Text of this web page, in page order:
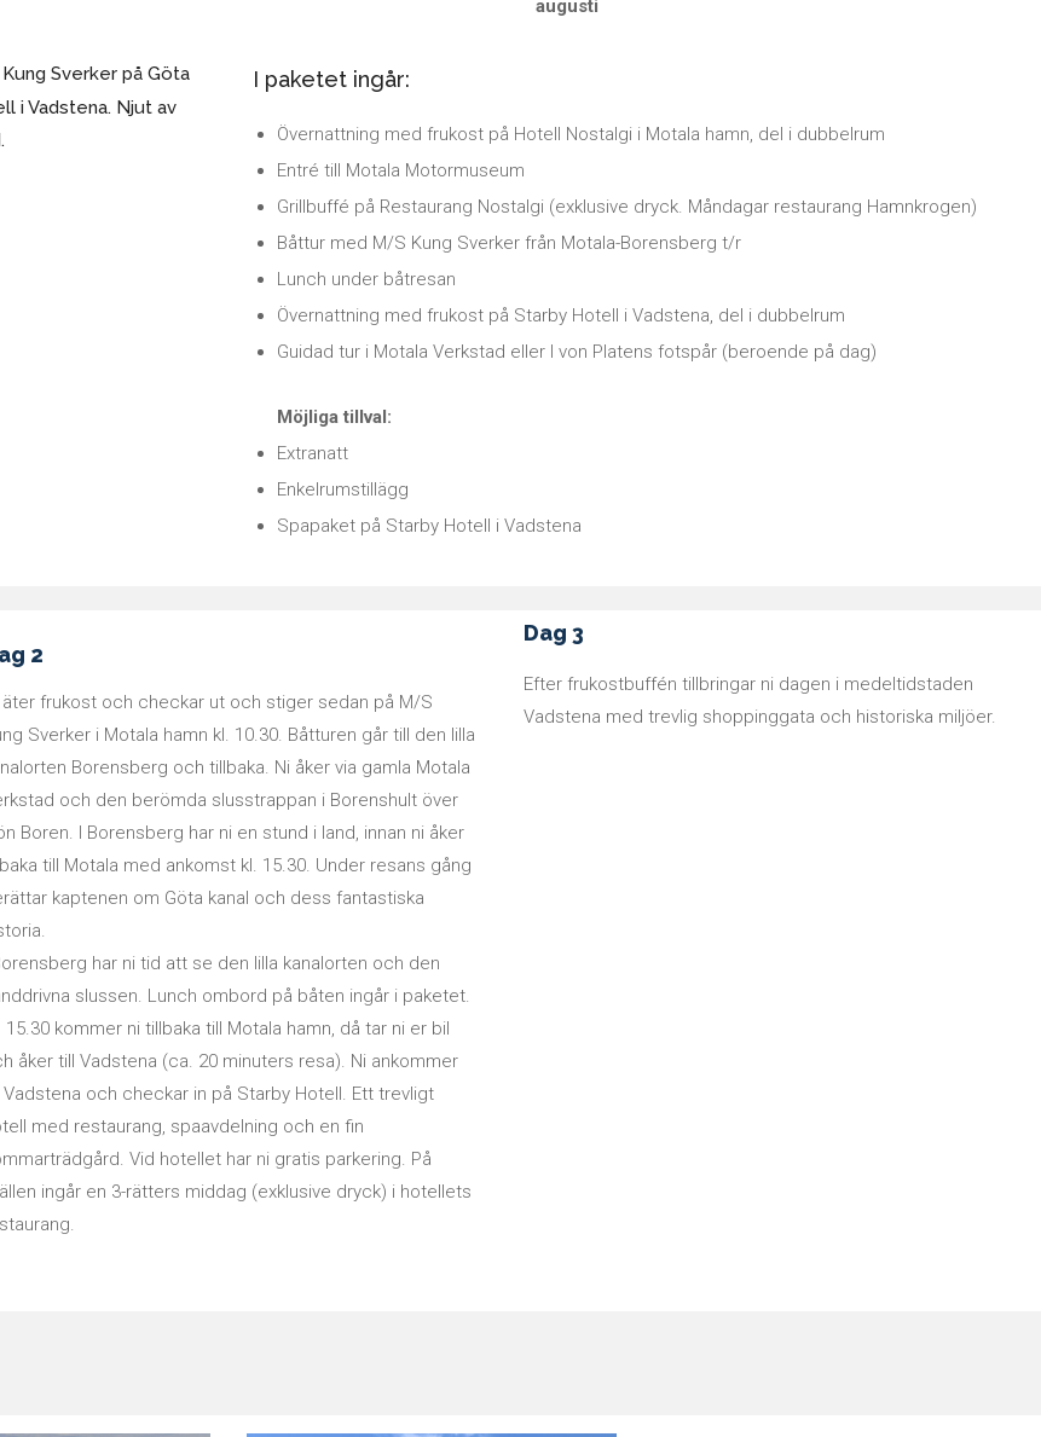
Sverker på Göta
i Vadstena. Njut av
augusti
I paketet ingår:
Övernattning med frukost på Hotell Nostalgi i Motala hamn, del i dubbelrum
Entré till Motala Motormuseum
Grillbuffé på Restaurang Nostalgi (exklusive dryck. Måndagar restaurang Hamnkrogen)
Båttur med M/S Kung Sverker från Motala-Borensberg t/r
Lunch under båtresan
Övernattning med frukost på Starby Hotell i Vadstena, del i dubbelrum
Guidad tur i Motala Verkstad eller I von Platens fotspår (beroende på dag)
Möjliga tillval:
Extranatt
Enkelrumstillägg
Spapaket på Starby Hotell i Vadstena
2
äter frukost och checkar ut och stiger sedan på M/S
Sverker i Motala hamn kl. 10.30. Båtturen går till den lilla
Borensberg och tillbaka. Ni åker via gamla Motala
och den berömda slusstrappan i Borenshult över
Boren. I Borensberg har ni en stund i land, innan ni åker
till Motala med ankomst kl. 15.30. Under resans gång
kaptenen om Göta kanal och dess fantastiska
har ni tid att se den lilla kanalorten och den
slussen. Lunch ombord på båten ingår i paketet.
15.30 kommer ni tillbaka till Motala hamn, då tar ni er bil
åker till Vadstena (ca. 20 minuters resa). Ni ankommer
Vadstena och checkar in på Starby Hotell. Ett trevligt
med restaurang, spaavdelning och en fin
Vid hotellet har ni gratis parkering. På
ingår en 3-rätters middag (exklusive dryck) i hotellets
Dag 3
Efter frukostbuffén tillbringar ni dagen i medeltidstaden
Vadstena med trevlig shoppinggata och historiska miljöer.